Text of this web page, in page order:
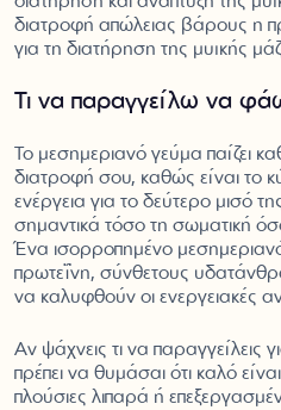
διατροφή απώλειας βάρους η
για τη διατήρηση της μυϊκής
Τι να παραγγείλω να
Το μεσημεριανό γεύμα παίζει
διατροφή σου, καθώς είναι το
ενέργεια για το δεύτερο μισό
σημαντικά τόσο τη σωματική
Ένα ισορροπημένο μεσημεριανό
πρωτεΐνη, σύνθετους
να καλυφθούν οι ενεργειακές
Αν ψάχνεις τι να παραγγείλεις
πρέπει να θυμάσαι ότι καλό
πλούσιες λιπαρά ή